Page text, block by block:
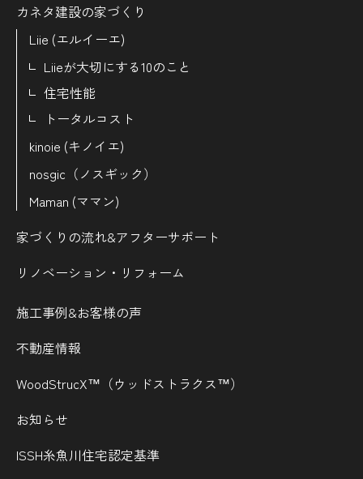
カネタ建設の家づくり
Liie (エルイーエ)
Liieが大切にする10のこと
住宅性能
トータルコスト
kinoie (キノイエ)
nosgic（ノスギック）
Maman (ママン)
家づくりの流れ&アフターサポート
リノベーション・リフォーム
施工事例&お客様の声
不動産情報
WoodStrucX™（ウッドストラクス™）
お知らせ
ISSH糸魚川住宅認定基準